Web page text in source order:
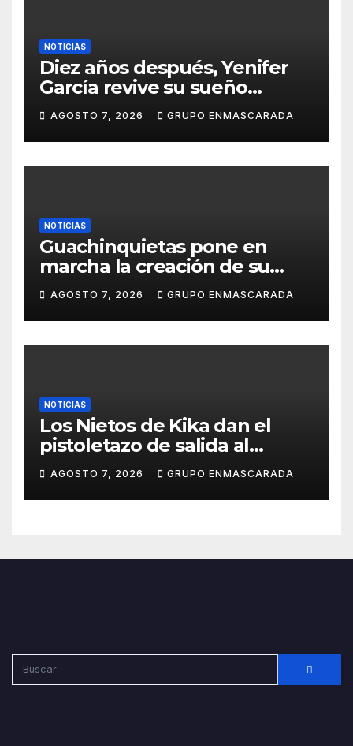
NOTICIAS
Diez años después, Yenifer
García revive su sueño
carnavalero en el vídeo de
presentación de San Juan de
la Rambla para el Grand Prix
AGOSTO 7, 2026 GRUPO ENMASCARADA
NOTICIAS
Guachinquietas pone en
marcha la creación de su
repertorio para el Carnaval
2027
AGOSTO 7, 2026 GRUPO ENMASCARADA
NOTICIAS
Los Nietos de Kika dan el
pistoletazo de salida al
Carnaval 2027 con el inicio de
sus ensayos
AGOSTO 7, 2026 GRUPO ENMASCARADA